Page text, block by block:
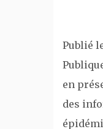
Publié
en
des